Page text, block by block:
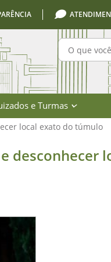
e Turmas
local exato do túmulo
local
desconhecer